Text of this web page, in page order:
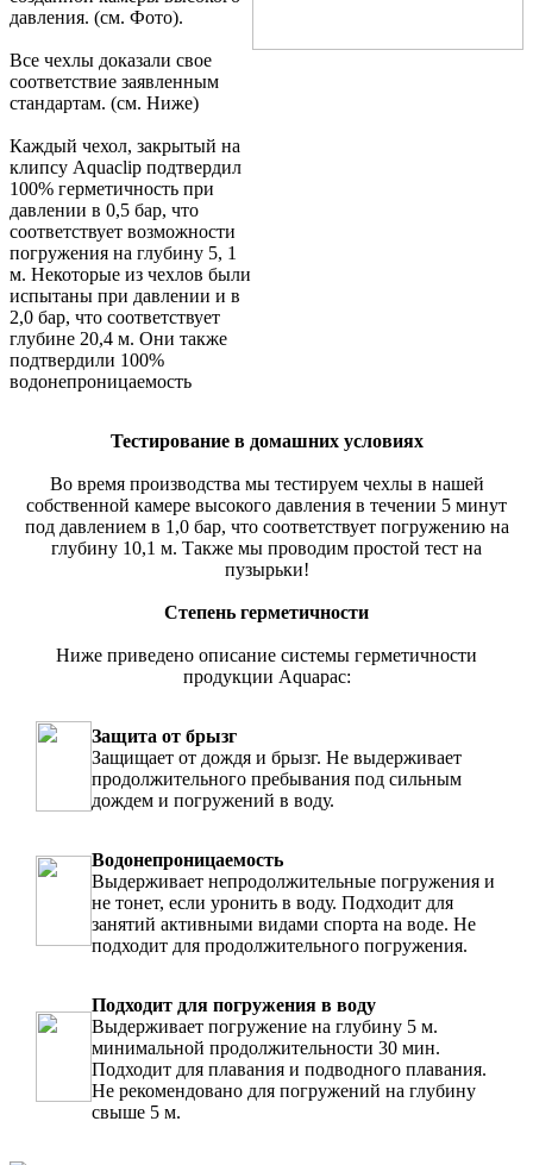
давления. (см. Фото).
Все чехлы доказали свое
соответствие заявленным
стандартам. (см. Ниже)
Каждый чехол, закрытый на
клипсу Aquaclip подтвердил
100% герметичность при
давлении в 0,5 бар, что
соответствует возможности
погружения на глубину 5, 1
м. Некоторые из чехлов были
испытаны при давлении и в
2,0 бар, что соответствует
глубине 20,4 м. Они также
подтвердили 100%
водонепроницаемость
Тестирование в домашних условиях
Во время производства мы тестируем чехлы в нашей
собственной камере высокого давления в течении 5 минут
под давлением в 1,0 бар, что соответствует погружению на
глубину 10,1 м. Также мы проводим простой тест на
пузырьки!
Степень герметичности
Ниже приведено описание системы герметичности
продукции Aquapac:
Защита от брызг
Защищает от дождя и брызг. Не выдерживает
продолжительного пребывания под сильным
дождем и погружений в воду.
Водонепроницаемость
Выдерживает непродолжительные погружения и
не тонет, если уронить в воду. Подходит для
занятий активными видами спорта на воде. Не
подходит для продолжительного погружения.
Подходит для погружения в воду
Выдерживает погружение на глубину 5 м.
минимальной продолжительности 30 мин.
Подходит для плавания и подводного плавания.
Не рекомендовано для погружений на глубину
свыше 5 м.